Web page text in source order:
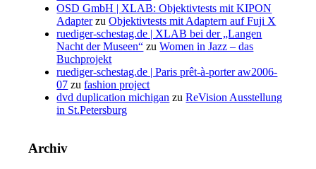
OSD GmbH | XLAB: Objektivtests mit KIPON
AdapterzuObjektivtests mit Adaptern auf Fuji X
ruediger-schestag.de | XLAB bei der „Langen
Nacht der Museen“ zuWomen in Jazz – das
Buchprojekt
ruediger-schestag.de | Paris prêt-à-porter aw2006-
07 zufashion project
dvd duplication michigan zuReVision Ausstellung
in St.Petersburg
Archiv